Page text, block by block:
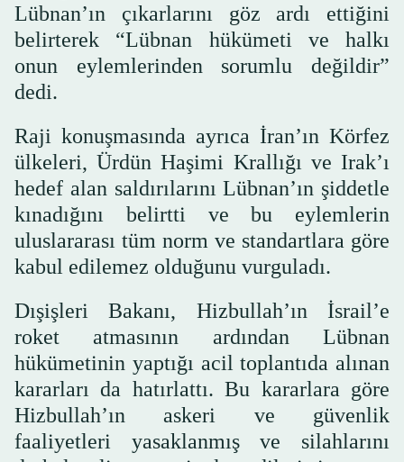
Lübnan’ın çıkarlarını göz ardı ettiğini
belirterek “Lübnan hükümeti ve halkı
onun eylemlerinden sorumlu değildir”
dedi.
Raji konuşmasında ayrıca İran’ın Körfez
ülkeleri, Ürdün Haşimi Krallığı ve Irak’ı
hedef alan saldırılarını Lübnan’ın şiddetle
kınadığını belirtti ve bu eylemlerin
uluslararası tüm norm ve standartlara göre
kabul edilemez olduğunu vurguladı.
Dışişleri Bakanı, Hizbullah’ın İsrail’e
roket atmasının ardından Lübnan
hükümetinin yaptığı acil toplantıda alınan
kararları da hatırlattı. Bu kararlara göre
Hizbullah’ın askeri ve güvenlik
faaliyetleri yasaklanmış ve silahlarını